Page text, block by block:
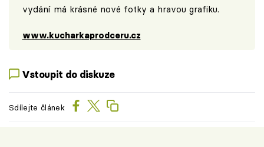
vydání má krásné nové fotky a hravou grafiku.
www.kucharkaprodceru.cz
Vstoupit do diskuze
Sdílejte článek